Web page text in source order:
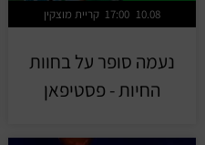
קריית מוצקין 17:00 10.08
נעמה סופר על בחוות
החיות - פסטיפאן